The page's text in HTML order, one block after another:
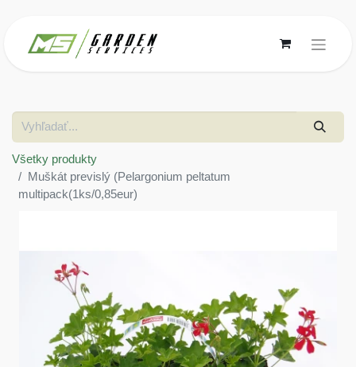
Všetky produkty
Muškát previslý (Pelargonium peltatum
multipack(1ks/0,85eur)